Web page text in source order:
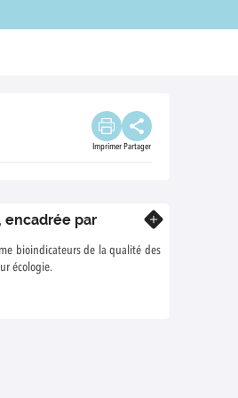
Imprimer Partager
encadrée par
bioindicateurs de la qualité des
écologie.